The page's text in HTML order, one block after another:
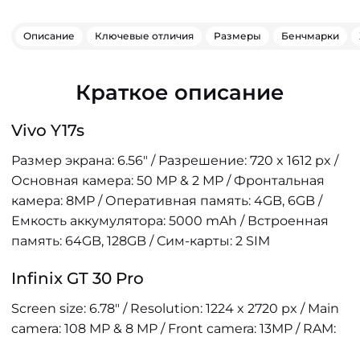
Описание Ключевые отличия Размеры Бенчмарки
Краткое описание
Vivo Y17s
Размер экрана: 6.56" / Разрешение: 720 x 1612 px /
Основная камера: 50 MP & 2 MP / Фронтальная
камера: 8MP / Оперативная память: 4GB, 6GB /
Емкость аккумулятора: 5000 mAh / Встроенная
память: 64GB, 128GB / Сим-карты: 2 SIM
Infinix GT 30 Pro
Screen size: 6.78" / Resolution: 1224 x 2720 px / Main
camera: 108 MP & 8 MP / Front camera: 13MP / RAM: